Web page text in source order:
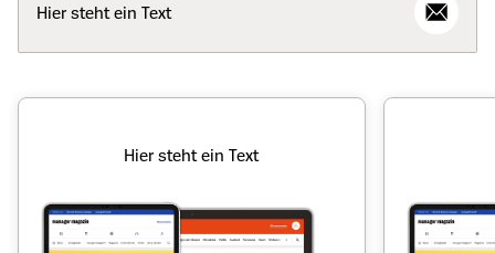
Hier steht ein Text
Hier steht ein Text